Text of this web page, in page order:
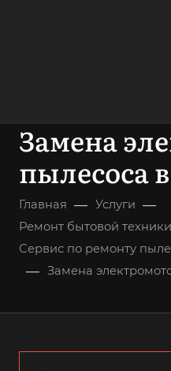
Замена
пылесоса
Главная — Услуги —
Ремонт бытовой
Сервис по ремонту
— Замена